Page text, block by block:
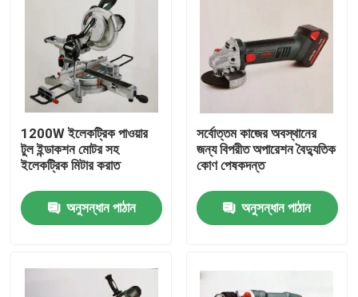
বাড়ি
1200W ইলেকট্রিক পাওয়ার
টুল ইন্ডাকশন মোটর সহ
ইলেকট্রিক মিটার করাত
অনুসন্ধান পাঠান
সর্বোত্তম কাজের অবস্থানের
জন্য বিপরীত অপারেশন বৈদ্যুতিক
কোণ পেষকদন্ত
অনুসন্ধান পাঠান